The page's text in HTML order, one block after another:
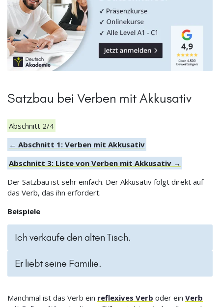
Satzbau bei Verben mit Akkusativ
Abschnitt 2/4
← Abschnitt 1: Verben mit Akkusativ
Abschnitt 3: Liste von Verben mit Akkusativ →
Der Satzbau ist sehr einfach. Der Akkusativ folgt direkt auf
das Verb, das ihn erfordert.
Beispiele
Ich verkaufe den alten Tisch.
Er liebt seine Familie.
Manchmal ist das Verb ein reflexives Verb oder ein Verb